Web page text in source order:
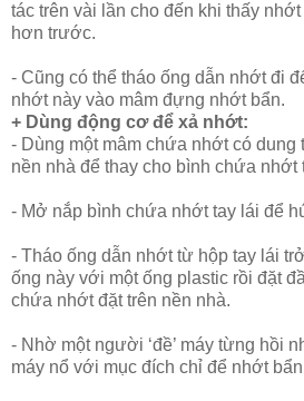
tác trên vài lần cho đến khi thấy
hơn trước.
- Cũng có thể tháo ống dẫn nhớt đi
nhớt này vào mâm đựng nhớt bẩn.
+ Dùng động cơ để xả nhớt:
- Dùng một mâm chứa nhớt có dung
nền nhà để thay cho bình chứa nhớt
- Mở nắp bình chứa nhớt tay lái để
- Tháo ống dẫn nhớt từ hộp tay lái
ống này với một ống plastic rồi đặt
chứa nhớt đặt trên nền nhà.
- Nhờ một người ‘đề’ máy từng hồi
máy nổ với mục đích chỉ để nhớt